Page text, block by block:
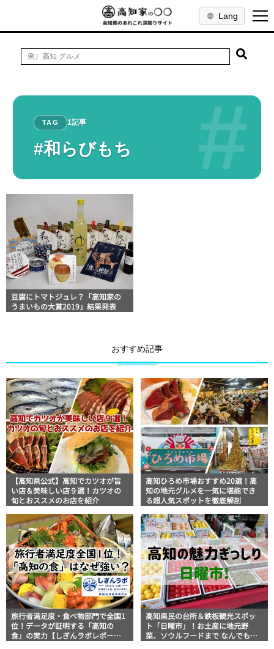
Lang
#
TAG 1記事
#和らびもち
豆腐にトマトジュレ？「高知家の
うまいもの大賞2019」結果発表
おすすめ記事
【高知県公式】高知でカツオが旨
い店＆美味しい店９選！カツオの
旬とおススメのお店を紹介
高知ひろめ市場おすすめ20選！高
知の地元グルメを一気に堪能でき
る超人気スポットを徹底解剖
旅行者満足度・食べ物部門で全国1
位！データが証明する「高知の
食」の実力【しぎんラボレポー
高知県民の台所＆鉄板観光スポッ
ト「日曜市」！お土産に地元野
菜、ソウルフードまで なんでもそ